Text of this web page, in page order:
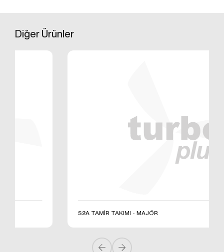
Diğer Ürünler
S2A TAMİR TAKIMI - MAJÖR